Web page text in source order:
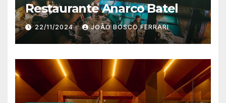
Restaurante Anarco Batel
22/11/2024 JOÃO BOSCO FERRARI